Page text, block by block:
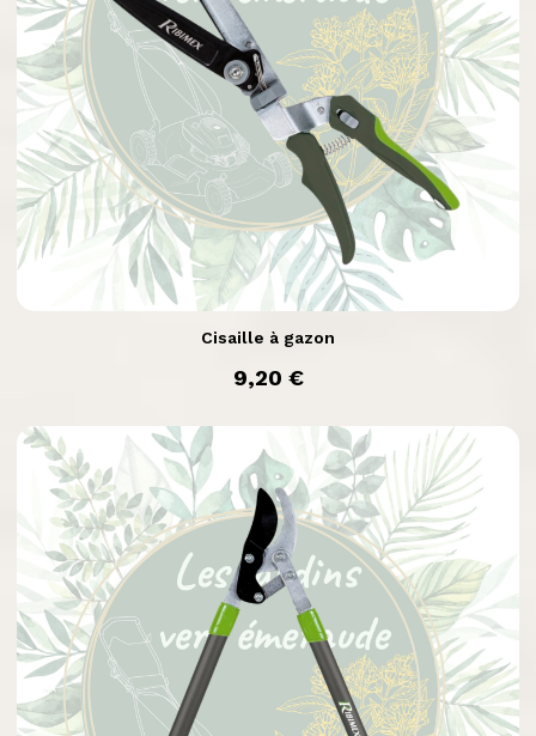
Aperçu rapide
Cisaille à gazon
prix
9,20 €